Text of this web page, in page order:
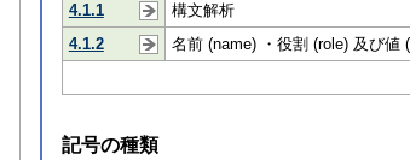
4.1.1
構文解析
4.1.2
名前 (name) ・役割 (role) 及び値
記号の種類